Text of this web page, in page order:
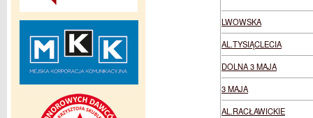
LWOWSKA
AL.TYSIĄCLECIA
DOLNA 3 MAJA
3 MAJA
AL.RACŁAWICKIE